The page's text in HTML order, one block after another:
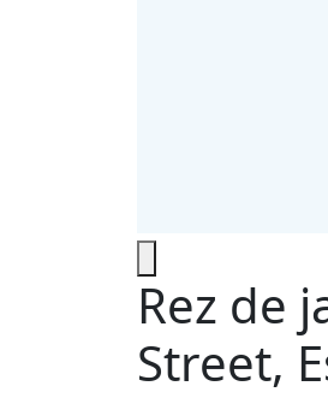
Rez de
Street,